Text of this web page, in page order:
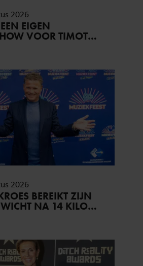
2026
EIGEN
VOOR TIMOTHY
2026
BEREIKT ZIJN
NA 14 KILO